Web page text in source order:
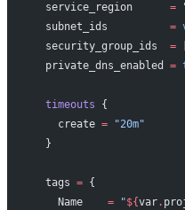
  service_region
      =
  subnet_ids
          =
  security_group_ids
  =
  private_dns_enabled
=
  timeouts
{
    create
= "20m"
  }
  tags
= {
    Name
= "${var.